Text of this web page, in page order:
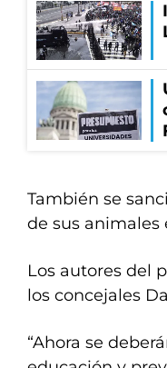
También se
de sus animales
Los autores del
los concejales
“Ahora se